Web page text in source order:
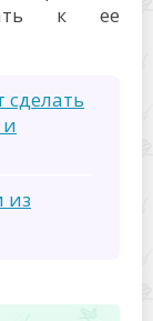
к ее
сделать
из